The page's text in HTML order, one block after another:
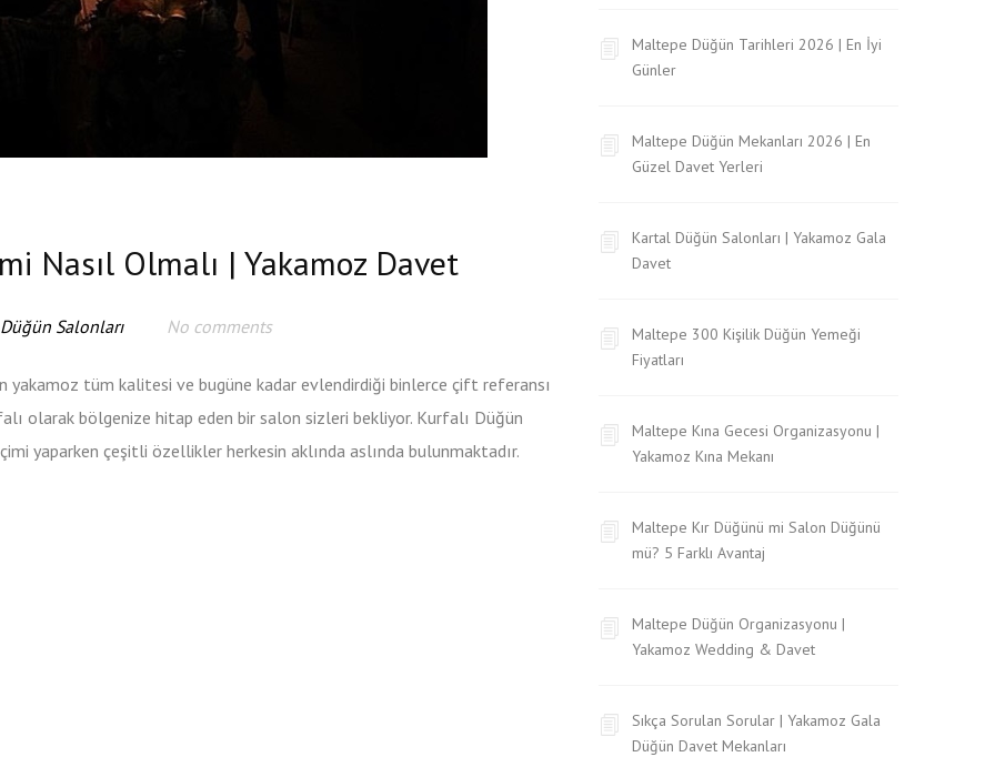
Nasıl Olmalı | Yakamoz Davet
Salonları No comments
yakamoz tüm kalitesi ve bugüne kadar evlendirdiği binlerce çift referansı
olarak bölgenize hitap eden bir salon sizleri bekliyor. Kurfalı Düğün
yaparken çeşitli özellikler herkesin aklında aslında bulunmaktadır.
Maltepe Düğün Tarihleri 2026 | En İyi
Günler
Maltepe Düğün Mekanları 2026 | En
Güzel Davet Yerleri
Kartal Düğün Salonları | Yakamoz Gala
Davet
Maltepe 300 Kişilik Düğün Yemeği
Fiyatları
Maltepe Kına Gecesi Organizasyonu |
Yakamoz Kına Mekanı
Maltepe Kır Düğünü mi Salon Düğünü
mü? 5 Farklı Avantaj
Maltepe Düğün Organizasyonu |
Yakamoz Wedding & Davet
Sıkça Sorulan Sorular | Yakamoz Gala
Düğün Davet Mekanları